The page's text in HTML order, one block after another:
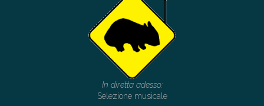
In diretta adesso:
Selezione musicale